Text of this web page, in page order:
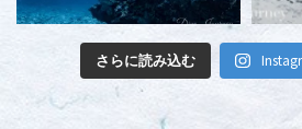
さらに読み込む